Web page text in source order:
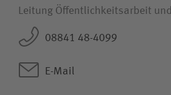
Leitung Öffentlichkeitsarbeit
08841 48-4099
E-Mail